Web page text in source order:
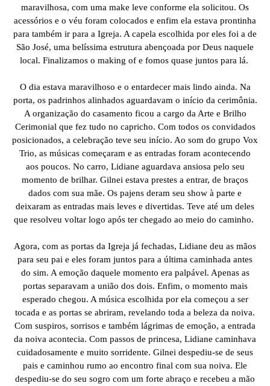
maravilhosa, com uma make leve conforme ela solicitou. Os
acessórios e o véu foram colocados e enfim ela estava prontinha
para também ir para a Igreja. A capela escolhida por eles foi a de
São José, uma belíssima estrutura abençoada por Deus naquele
local. Finalizamos o making of e fomos quase juntos para lá.
O dia estava maravilhoso e o entardecer mais lindo ainda. Na
porta, os padrinhos alinhados aguardavam o início da cerimônia.
A organização do casamento ficou a cargo da Arte e Brilho
Cerimonial que fez tudo no capricho. Com todos os convidados
posicionados, a celebração teve seu início. Ao som do grupo Vox
Trio, as músicas começaram e as entradas foram acontecendo
aos poucos. No carro, Lidiane aguardava ansiosa pelo seu
momento de brilhar. Gilnei estava prestes a entrar, de braços
dados com sua mãe. Os pajens deram seu show à parte e
deixaram as entradas mais leves e divertidas. Teve até um deles
que resolveu voltar logo após ter chegado ao meio do caminho.
Agora, com as portas da Igreja já fechadas, Lidiane deu as mãos
para seu pai e eles foram juntos para a última caminhada antes
do sim. A emoção daquele momento era palpável. Apenas as
portas separavam a união dos dois. Enfim, o momento mais
esperado chegou. A música escolhida por ela começou a ser
tocada e as portas se abriram, revelando toda a beleza da noiva.
Com suspiros, sorrisos e também lágrimas de emoção, a entrada
da noiva acontecia. Com passos de princesa, Lidiane caminhava
cuidadosamente e muito sorridente. Gilnei despediu-se de seus
pais e caminhou rumo ao encontro final com sua noiva. Ele
despediu-se do seu sogro com um forte abraço e recebeu a mão